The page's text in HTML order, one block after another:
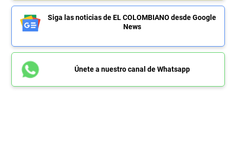
Siga las noticias de EL COLOMBIANO desde Google
News
Únete a nuestro canal de Whatsapp